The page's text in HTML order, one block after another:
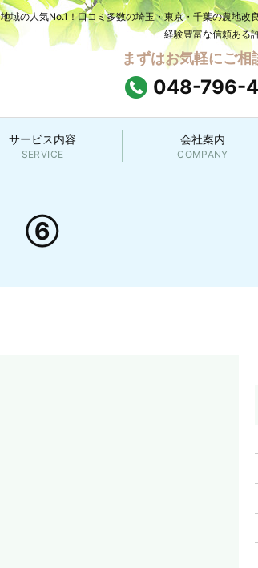
地域の人気No.1！口コミ多数の埼玉・東京・千葉の農地改
経験豊富な信頼ある
まずはお気軽にご相
048-796-
サービス内容
SERVICE
会社案内
COMPANY
⑥